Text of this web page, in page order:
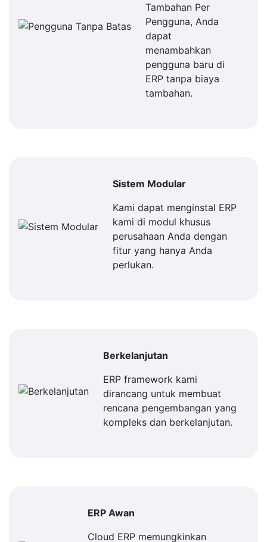
Tambahan Per
Pengguna, Anda
dapat
menambahkan
pengguna baru di
ERP tanpa biaya
tambahan.
Sistem Modular
Kami dapat menginstal ERP
kami di modul khusus
perusahaan Anda dengan
fitur yang hanya Anda
perlukan.
Berkelanjutan
ERP framework kami
dirancang untuk membuat
rencana pengembangan yang
kompleks dan berkelanjutan.
ERP Awan
Cloud ERP memungkinkan